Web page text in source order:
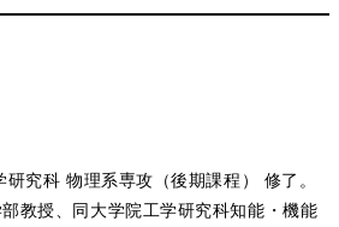
究科 物理系専攻（後期課程） 修了。
教授、同大学院工学研究科知能・機能